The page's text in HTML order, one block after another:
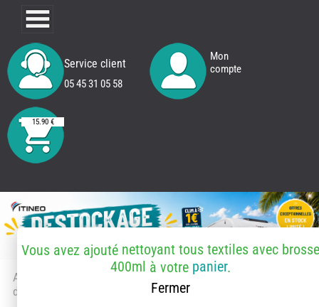
Service client
05 45 31 05 58
Mon
compte
15.90 €
Accueil
> Accessoires et pièces
détachées
Vous avez ajouté nettoyant tous textiles avec brosse
400ml à votre panier.
Fermer